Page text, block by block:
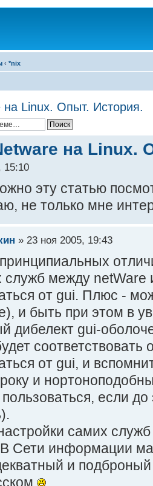
‹ *nix
Linux. Опыт. История.
на Linux.
15:10
эту статью
не только мне
» 23 ноя 2005, 19:43
между netWare
от gui. Плюс -
и быть при этом в
дибелект gui-
от gui, и
и
если
самих
Сети информации
и